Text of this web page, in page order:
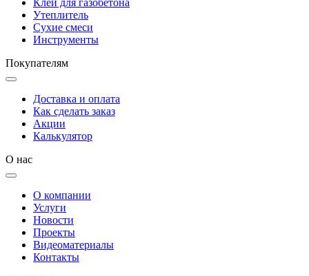
Утеплитель
Сухие смеси
Инструменты
Покупателям
Доставка и оплата
Как сделать заказ
Акции
Калькулятор
О нас
О компании
Услуги
Новости
Проекты
Видеоматериалы
Контакты